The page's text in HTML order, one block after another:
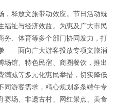
，释放文旅带动效应。节日活动既
福祉与经济效益。为惠及广大市民
务、体育等多个部门协同发力，打
——面向广大游客投放专项文旅消
场馆、特色民宿、商圈餐饮，推出
满减等多元化惠民举措，切实降低
同游客需求，精心规划多条端午专
赛场、非遗古村、网红景点、美食